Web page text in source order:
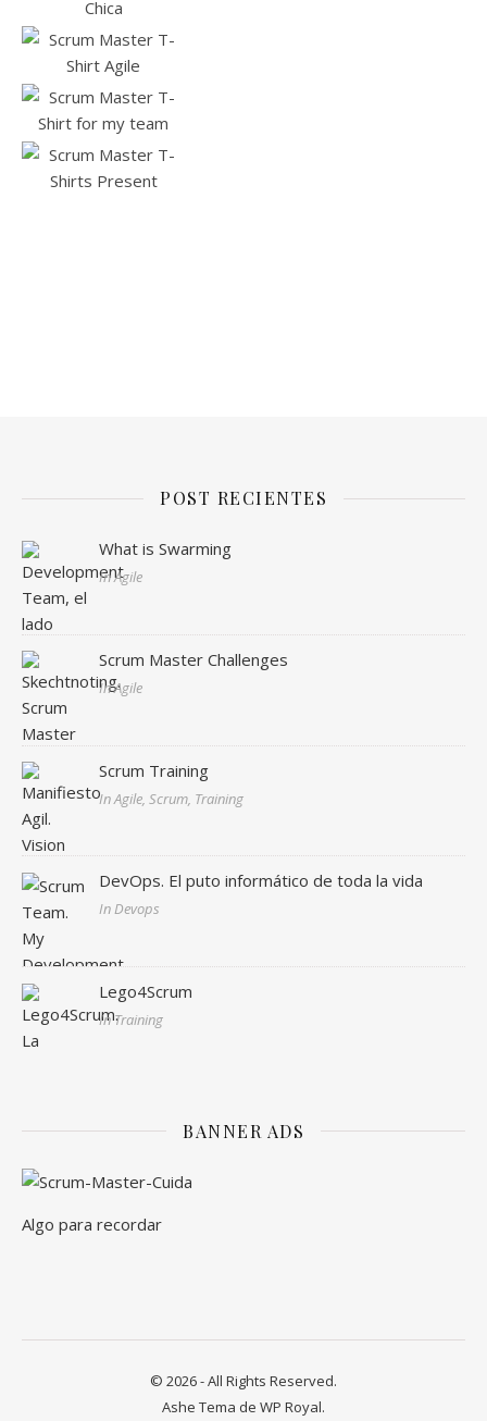
POST RECIENTES
What is Swarming
In Agile
Scrum Master Challenges
In Agile
Scrum Training
In Agile, Scrum, Training
DevOps. El puto informático de toda la vida
In Devops
Lego4Scrum
In Training
BANNER ADS
Algo para recordar
© 2026 - All Rights Reserved.
Ashe Tema de WP Royal.